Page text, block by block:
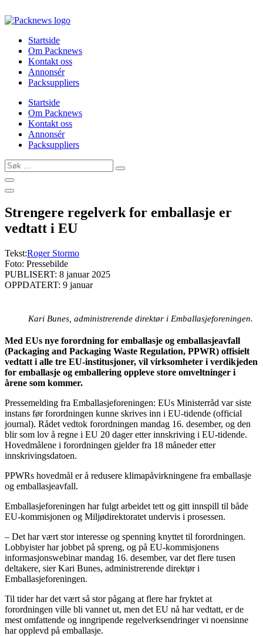
to
Startside
Om Packnews
Kontakt oss
Annonsér
Packsuppliers
Startside
Om Packnews
Kontakt oss
Annonsér
Packsuppliers
Søk
…
Strengere regelverk for emballasje er
vedtatt i EU
Tekst:Roger Stormo
Foto: Pressebilde
PUBLISERT: 8 januar 2025
OPPDATERT: 9 januar
Kari Bunes, administrerende direktør i Emballasjeforeningen.
Med EUs nye forordning for emballasje og emballasjeavfall
(Packaging and Packaging Waste Regulation, PPWR) offisielt
vedtatt i alle tre EU-institusjoner, vil virksomheter i verdikjeden
for emballasje og emballering oppleve store omveltninger i
årene som kommer.
Pressemelding fra Emballasjeforeningen: EUs Ministerråd var siste
instans før forordningen kunne skrives inn i EU-tidende (official
journal). Rådet vedtok forordningen mandag 16. desember, og den
blir som lov å regne i EU 20 dager etter innskriving i EU-tidende.
Hovedmålene i forordningen gjelder fra 18 måneder etter
innskrivingsdatoen.
PPWRs hovedmål er å redusere klimapåvirkningene fra emballasje
og emballasjeavfall.
Emballasjeforeningen har fulgt arbeidet tett og gitt innspill til både
EU-kommisjonen og Miljødirektoratet undervis i prosessen.
– Det har vært stor interesse og spenning knyttet til forordningen.
Lobbyister har jobbet på spreng, og på EU-kommisjonens
informasjonswebinar mandag 16. desember, var det flere tusen
deltakere, sier Kari Bunes, administrerende direktør i
Emballasjeforeningen.
Til tider har det vært så stor pågang at flere har fryktet at
forordningen ville bli vannet ut, men det EU nå har vedtatt, er de
mest omfattende og inngripende regelverksendringer vi noensinne
har opplevd på emballasje.